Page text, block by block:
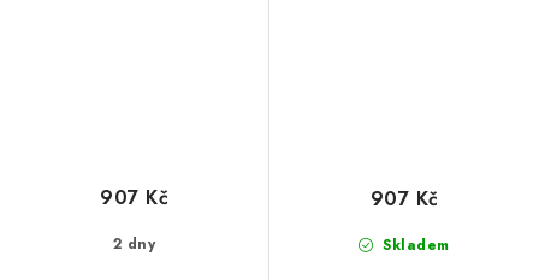
2 dny
907 Kč
Skladem
907 Kč